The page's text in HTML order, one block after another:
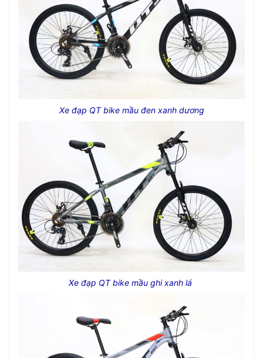
Xe đạp QT bike mầu đen xanh dương
Xe đạp QT bike mầu ghi xanh lá